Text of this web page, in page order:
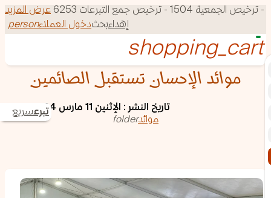
- ترخيص جمع التبرعات 6253
عرض المزيد
personدخول العملاءبحثإهداء
تبرعسريع
موائد الإحسان تستقبل الصائمين
تاريخ النشر : الإثنين 11 مارس 2024
folderموائد